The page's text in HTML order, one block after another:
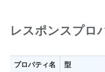
レスポンスプロ
プロパティ名 型